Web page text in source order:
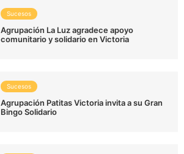
Sucesos
Agrupación La Luz agradece apoyo
comunitario y solidario en Victoria
Sucesos
Agrupación Patitas Victoria invita a su Gran
Bingo Solidario